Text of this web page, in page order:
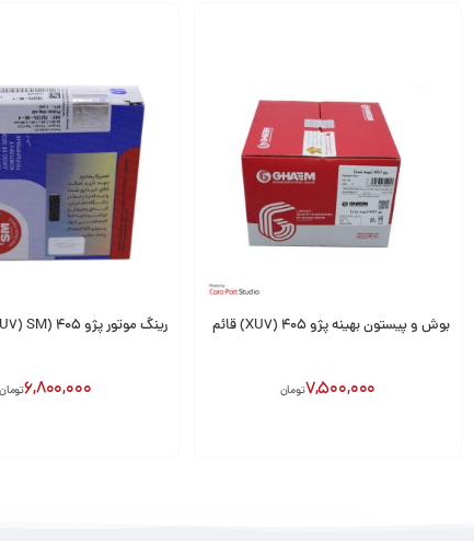
بوش و پیستون بهینه پژو 405 (XU7) قائم
7,500,000تومان
رینگ موتور پژو 405 (XU7) SM آلمان
6,800,000تومان